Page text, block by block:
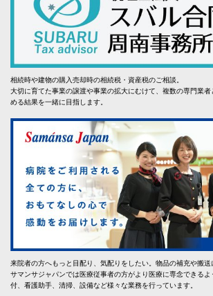
相続時や建物の購入売却時の相続税・資産税のご相談。
大切に育てた事業の譲渡や事業の拡大にむけて、複数の専門業
める結果を一緒に目指します。
来院者の方へもっと目配り、気配りをしたい。物品の補充や搬送
サマンサジャパンでは医療従事者の方がより医療に専念できる
付、看護助手、清掃、設備など様々な業務を行っています。